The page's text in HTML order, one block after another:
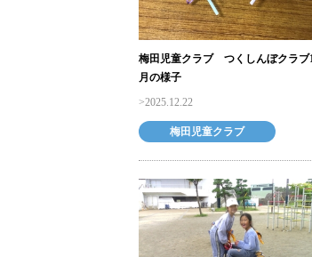
梅田児童クラブ つくしんぼクラブ
月の様子
2025.12.22
梅田児童クラブ